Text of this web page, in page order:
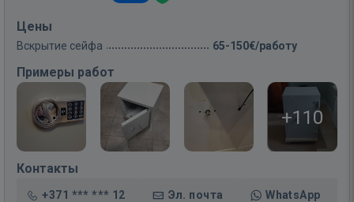
Цены
Вскрытие сейфа 65-150€/работу
Примеры работ
+110
Контакты
+371 *** *** 12 Эл. почта WhatsApp